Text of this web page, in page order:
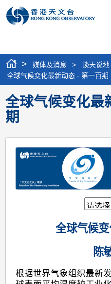
> 媒体及消息 > 谈天说地
全球气候变化最新动态 - 第一百期
全球气候变化最
期
全球气候
陈
根据世界气象组织最新